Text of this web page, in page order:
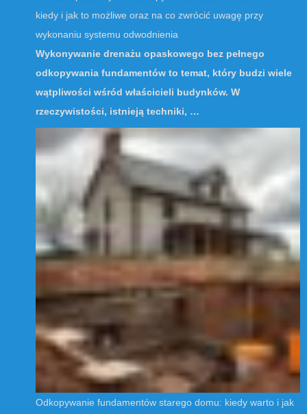
kiedy i jak to możliwe oraz na co zwrócić uwagę przy
wykonaniu systemu odwodnienia
Wykonywanie drenażu opaskowego bez pełnego
odkopywania fundamentów to temat, który budzi wiele
wątpliwości wśród właścicieli budynków. W
rzeczywistości, istnieją techniki, …
Odkopywanie fundamentów starego domu: kiedy warto i jak